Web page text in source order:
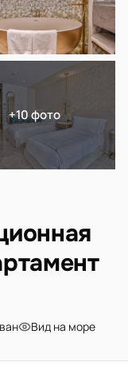
+10 фото
Вид на море